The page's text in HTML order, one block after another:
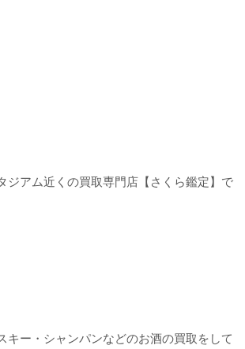
アム近くの買取専門店【さくら鑑定】で
キー・シャンパンなどのお酒の買取をして